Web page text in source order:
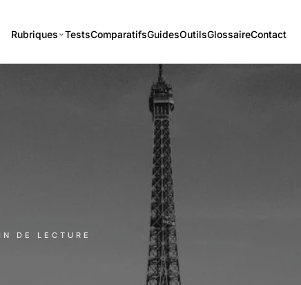
Rubriques TestsComparatifsGuidesOutilsGlossaireContact
DE LECTURE